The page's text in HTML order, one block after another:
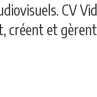
CV
créent et